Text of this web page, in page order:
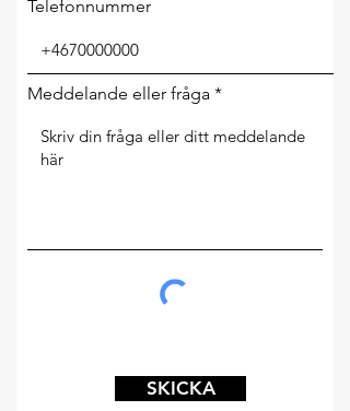
Telefonnummer
Meddelande eller fråga
SKICKA